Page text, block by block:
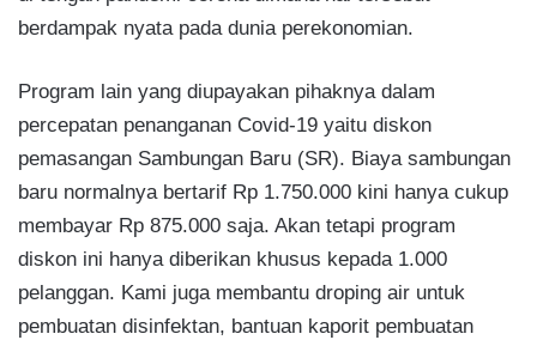
berdampak nyata pada dunia perekonomian.
Program lain yang diupayakan pihaknya dalam
percepatan penanganan Covid-19 yaitu diskon
pemasangan Sambungan Baru (SR). Biaya sambungan
baru normalnya bertarif Rp 1.750.000 kini hanya cukup
membayar Rp 875.000 saja. Akan tetapi program
diskon ini hanya diberikan khusus kepada 1.000
pelanggan. Kami juga membantu droping air untuk
pembuatan disinfektan, bantuan kaporit pembuatan